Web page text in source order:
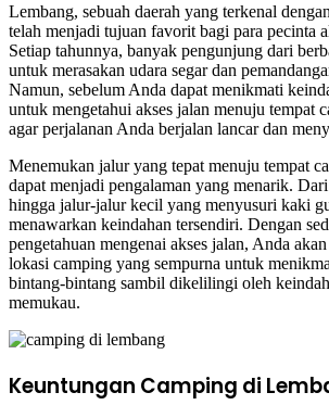
Lembang, sebuah daerah yang terkenal
telah menjadi tujuan favorit bagi para pecinta
Setiap tahunnya, banyak pengunjung dari
untuk merasakan udara segar dan
Namun, sebelum Anda dapat menikmati
untuk mengetahui akses jalan menuju tempat
agar perjalanan Anda berjalan lancar dan
Menemukan jalur yang tepat menuju tempat
dapat menjadi pengalaman yang menarik.
hingga jalur-jalur kecil yang menyusuri kaki
menawarkan keindahan tersendiri. Dengan
pengetahuan mengenai akses jalan, Anda
lokasi camping yang sempurna untuk
bintang-bintang sambil dikelilingi oleh
memukau.
Keuntungan Camping di